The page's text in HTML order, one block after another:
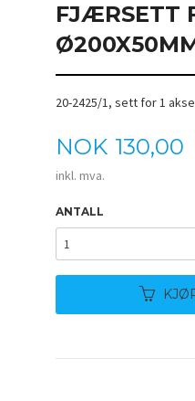
FJÆRSETT
20-2425/1, sett for 1
Pris
NOK 130,00
inkl. mva.
ANTALL